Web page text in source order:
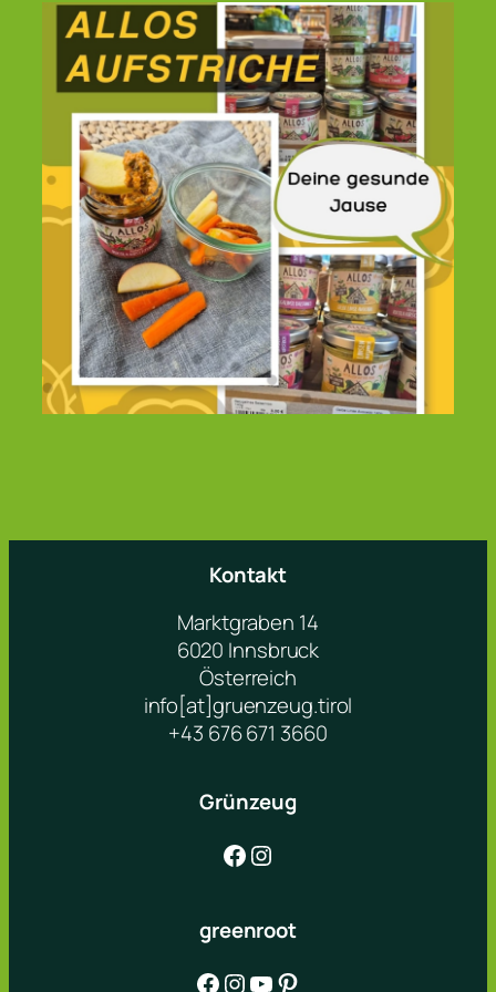
Kontakt
Marktgraben 14
6020 Innsbruck
Österreich
info[at]gruenzeug.tirol
+43 676 671 3660
Grünzeug
Facebook Instagram
greenroot
Facebook Instagram YouTube Pinterest